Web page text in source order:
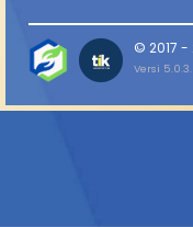
© 2017 -
Versi